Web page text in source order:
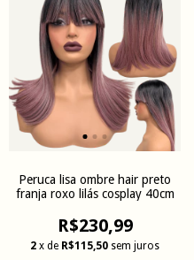
Peruca lisa ombre hair preto
franja roxo lilás cosplay 40cm
R$230,99
2 x de R$115,50 sem juros